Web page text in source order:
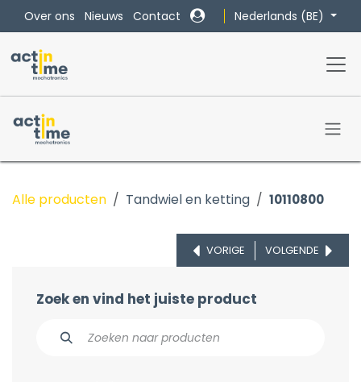
Overslaan naar inhoud
Over ons Nieuws Contact Nederlands (BE)
Alle producten Tandwiel en ketting 10110800
VORIGE VOLGENDE
Zoek en vind het juiste product